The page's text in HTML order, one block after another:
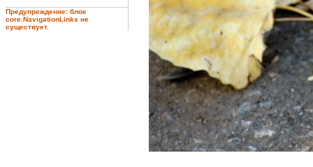
Предупреждение: блок
core.NavigationLinks не
существует.